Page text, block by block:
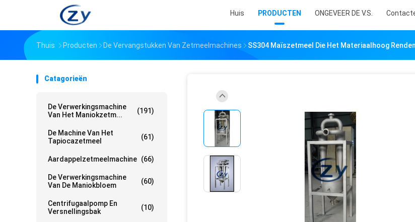
Huis PRODUCTEN ONGEVEER DE V.S.
Thuis Producten De Vervangstukken Van Zetmeelmachines SS304 Maïszetmeel Die Het Materiaalhoog
Catagorieën
De Verwerkingsmachine
Van Het Maniokzetm...
(191)
De Machine Van Het
Tapiocazetmeel
(61)
Aardappelzetmeelmachine (66)
De Verwerkingsmachine
Van De Maniokbloem
(60)
Centrifugaalpomp En
Versnellingsbak
(10)